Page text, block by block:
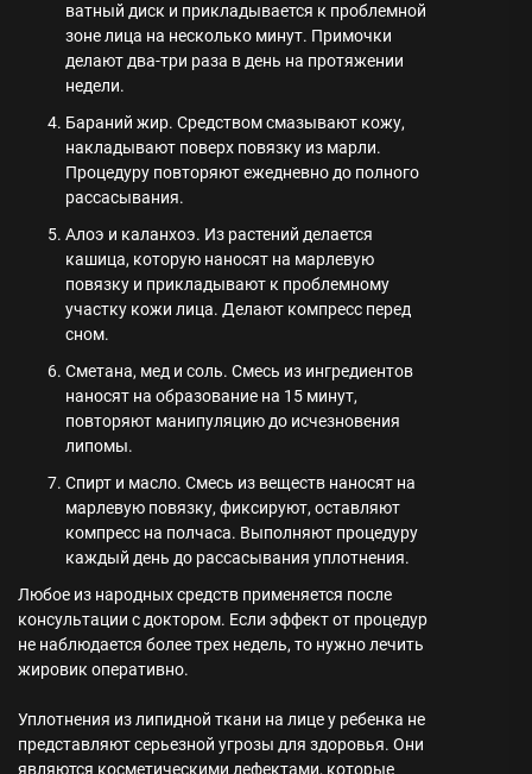
ватный диск и прикладывается к проблемной
зоне лица на несколько минут. Примочки
делают два-три раза в день на протяжении
недели.
Бараний жир. Средством смазывают кожу,
накладывают поверх повязку из марли.
Процедуру повторяют ежедневно до полного
рассасывания.
Алоэ и каланхоэ. Из растений делается
кашица, которую наносят на марлевую
повязку и прикладывают к проблемному
участку кожи лица. Делают компресс перед
сном.
Сметана, мед и соль. Смесь из ингредиентов
наносят на образование на 15 минут,
повторяют манипуляцию до исчезновения
липомы.
Спирт и масло. Смесь из веществ наносят на
марлевую повязку, фиксируют, оставляют
компресс на полчаса. Выполняют процедуру
каждый день до рассасывания уплотнения.
Любое из народных средств применяется после
консультации с доктором. Если эффект от процедур
не наблюдается более трех недель, то нужно лечить
жировик оперативно.
Уплотнения из липидной ткани на лице у ребенка не
представляют серьезной угрозы для здоровья. Они
являются косметическими дефектами, которые